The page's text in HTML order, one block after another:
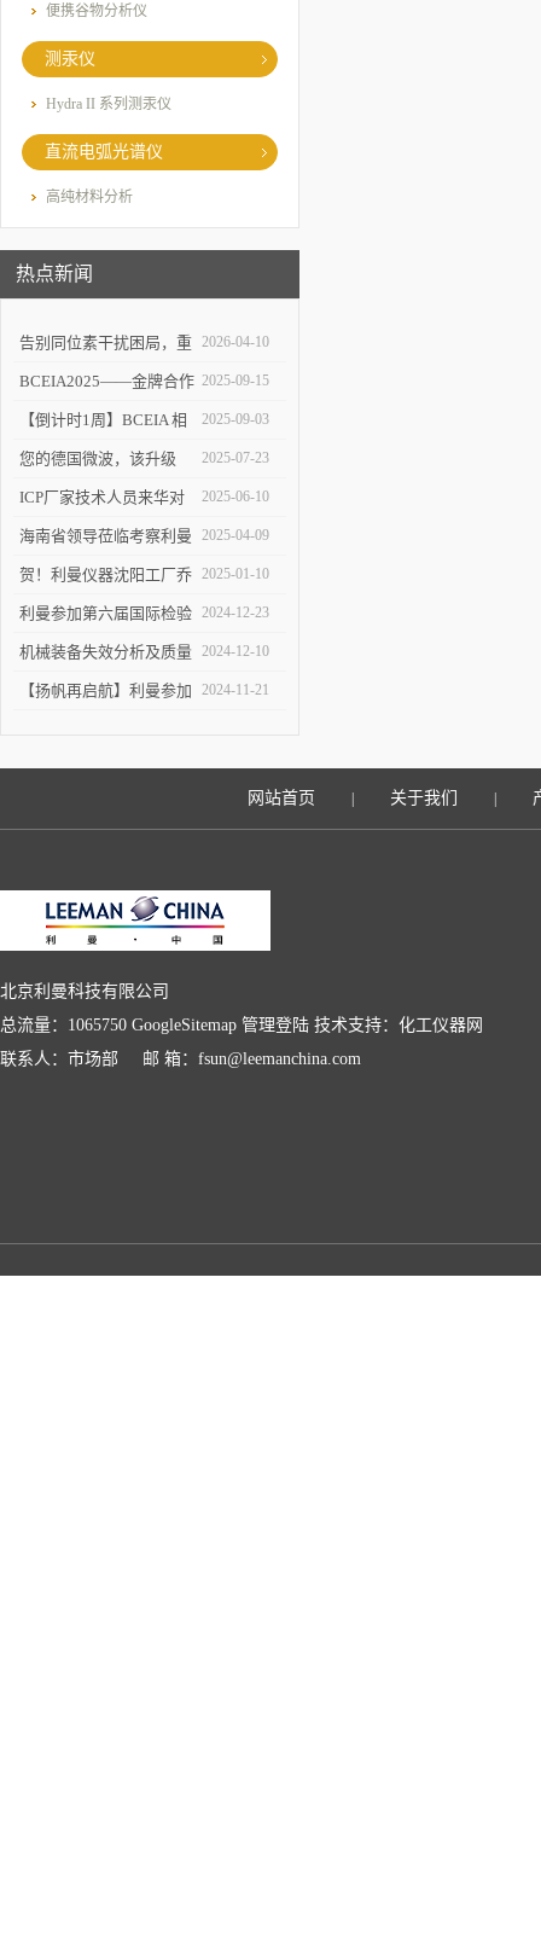
便携谷物分析仪
测汞仪
Hydra II 系列测汞仪
直流电弧光谱仪
高纯材料分析
热点新闻
告别同位素干扰困局，重
塑 ICP-MS 分析新境界！
2026-04-10
BCEIA2025——金牌合作
伙伴的见证
2025-09-15
【倒计时1周】BCEIA 相
约利曼 不见不散 9.10-12
2025-09-03
您的德国微波，该升级
了！
2025-07-23
ICP厂家技术人员来华对
利曼进行培训
2025-06-10
海南省领导莅临考察利曼
仪器沈阳工厂
2025-04-09
贺！利曼仪器沈阳工厂乔
迁新址
2025-01-10
利曼参加第六届国际检验
检测技术与装备博览会
2024-12-23
机械装备失效分析及质量
改进技术交流会在陕举办
2024-12-10
【扬帆再启航】利曼参加
展
2024-11-21
网站首页 关于我们
北京利曼科技有限公司
总流量：1065750 GoogleSitemap 管理登陆 技术支持： 化工仪器网
联系人：市场部 邮 箱：fsun@leemanchina.com